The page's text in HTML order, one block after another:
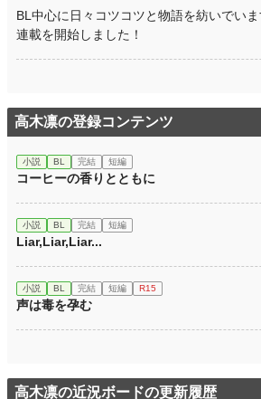
229,000 位 / 229,000 件
BL 31,485 位 / 31,485 件
文字数 16,695
更新日時 2026.04.28 21:10
初回完結日時 2026.04.28 21:36
月間ポイント 105 pt (64,221 位)
BL中心に日々コツコツと物語を紡いでい
連載を開始しました！
高木凛の登録コンテンツ
小説 BL 完結 短編
コーヒーの香りとともに
小説 BL 完結 短編
Liar,Liar,Liar...
小説 BL 完結 短編 R15
声は毒を孕む
高木凛の近況ボードの更新履歴